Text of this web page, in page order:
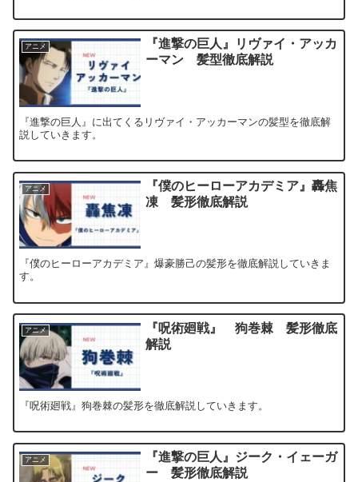
アニメ
『進撃の巨人』リヴァイ・アッカ
ーマン 髪型徹底解説
『進撃の巨人』に出てくるリヴァイ・アッカーマンの髪型を徹底解
説していきます。
アニメ
『僕のヒーローアカデミア』轟焦
凍 髪形徹底解説
『僕のヒーローアカデミア』爆豪勝己の髪形を徹底解説していきま
す。
アニメ
『呪術廻戦』 狗巻棘 髪形徹底
解説
『呪術廻戦』狗巻棘の髪形を徹底解説していきます。
アニメ
『進撃の巨人』ジーク・イェーガ
ー 髪形徹底解説